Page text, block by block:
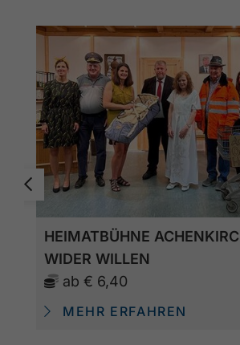
HEIMATBÜHNE
WIDER WILLEN
ab € 6,40
MEHR ERFAHREN